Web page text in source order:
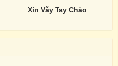
Xin Vẫy Tay Chào